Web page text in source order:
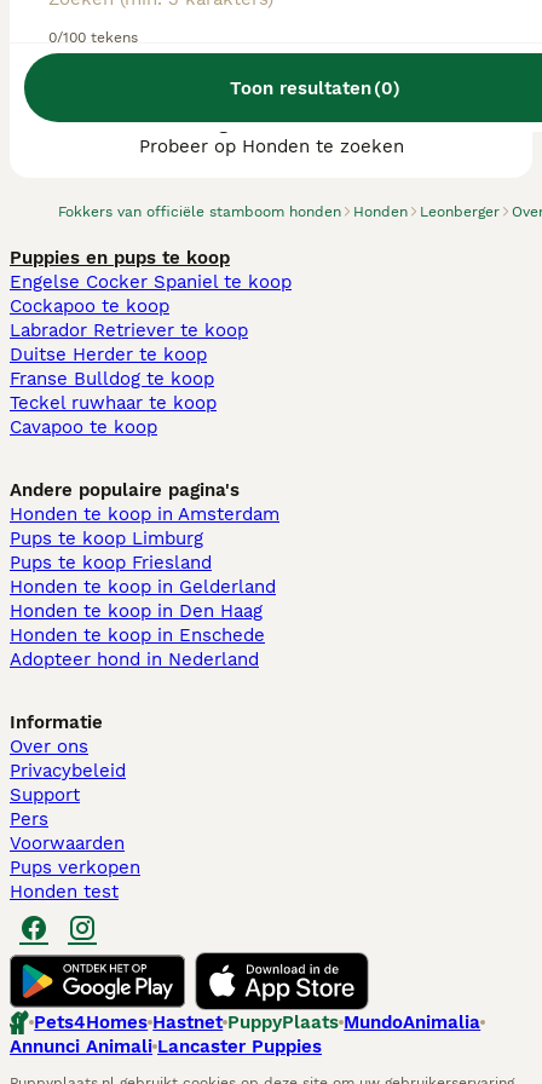
0/100 tekens
Toon resultaten(0)
Fokkers van officiële stamboom honden Honden Leonberger
We hebben 0 Leonberger fokkers, Ommen
gevonden.
Probeer op Honden te zoeken
Puppies en pups te koop
Engelse Cocker Spaniel te koop
Cockapoo te koop
Labrador Retriever te koop
Duitse Herder te koop
Franse Bulldog te koop
Teckel ruwhaar te koop
Cavapoo te koop
Andere populaire pagina's
Honden te koop in Amsterdam
Pups te koop Limburg​
Pups te koop Friesland​
Honden te koop in Gelderland
Honden te koop in Den Haag
Honden te koop in Enschede
Adopteer hond in Nederland
Informatie
Over ons
Privacybeleid
Support
Pers
Voorwaarden
Pups verkopen
Honden test
Pets4Homes Hastnet PuppyPlaats MundoAnimalia
Annunci Animali Lancaster Puppies